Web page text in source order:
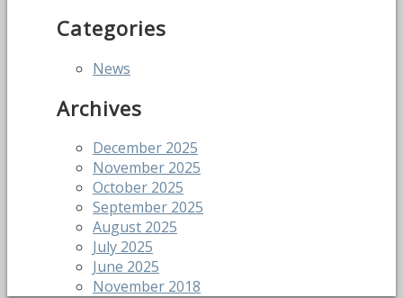
Categories
News
Archives
December 2025
November 2025
October 2025
September 2025
August 2025
July 2025
June 2025
November 2018